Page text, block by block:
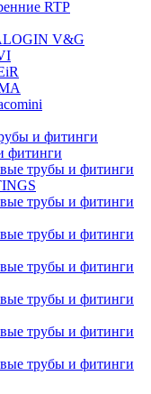
RTP
V&G
и фитинги
фитинги
трубы и фитинги
трубы и фитинги
трубы и фитинги
трубы и фитинги
трубы и фитинги
трубы и фитинги
трубы и фитинги